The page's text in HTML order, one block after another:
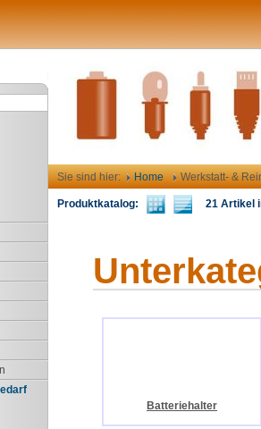
Sie sind hier: Home Werkstatt- &
Produktkatalog: 21 Artikel
Batteriehalter